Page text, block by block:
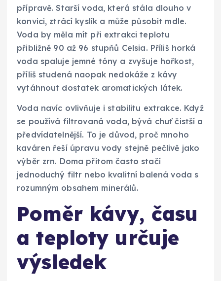
přípravě. Starší voda, která stála dlouho v
konvici, ztrácí kyslík a může působit mdle.
Voda by měla mít při extrakci teplotu
přibližně 90 až 96 stupňů Celsia. Příliš horká
voda spaluje jemné tóny a zvyšuje hořkost,
příliš studená naopak nedokáže z kávy
vytáhnout dostatek aromatických látek.
Voda navíc ovlivňuje i stabilitu extrakce. Když
se používá filtrovaná voda, bývá chuť čistší a
předvídatelnější. To je důvod, proč mnoho
kaváren řeší úpravu vody stejně pečlivě jako
výběr zrn. Doma přitom často stačí
jednoduchý filtr nebo kvalitní balená voda s
rozumným obsahem minerálů.
Poměr kávy, času
a teploty určuje
výsledek